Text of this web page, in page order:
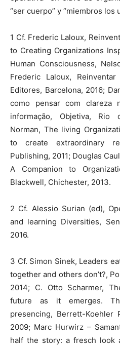
“ser cuerpo” y “miembros los
1 Cf. Frederic Laloux,
to Creating Organizations
Human Consciousness,
Frederic Laloux,
Editores, Barcelona, 2016;
como pensar com clareza
informação, Objetiva, Rio
Norman, The living
to create extraordinary
Publishing, 2011; Douglas
A Companion to
Blackwell, Chichester, 2013.
2 Cf. Alessio Surian (ed),
and learning Diversities,
2016.
3 Cf. Simon Sinek, Leaders
together and others don’t?,
2014; C. Otto Scharmer,
future as it emerges.
presencing, Berrett-Koehler
2009; Marc Hurwirz –
half the story: a fresch look